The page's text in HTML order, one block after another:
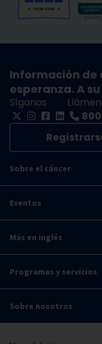
Información de
esperanza. A
Síganos
Sobre el cáncer
Eventos
Más en inglés
Programas y servicios
Sobre nosotros